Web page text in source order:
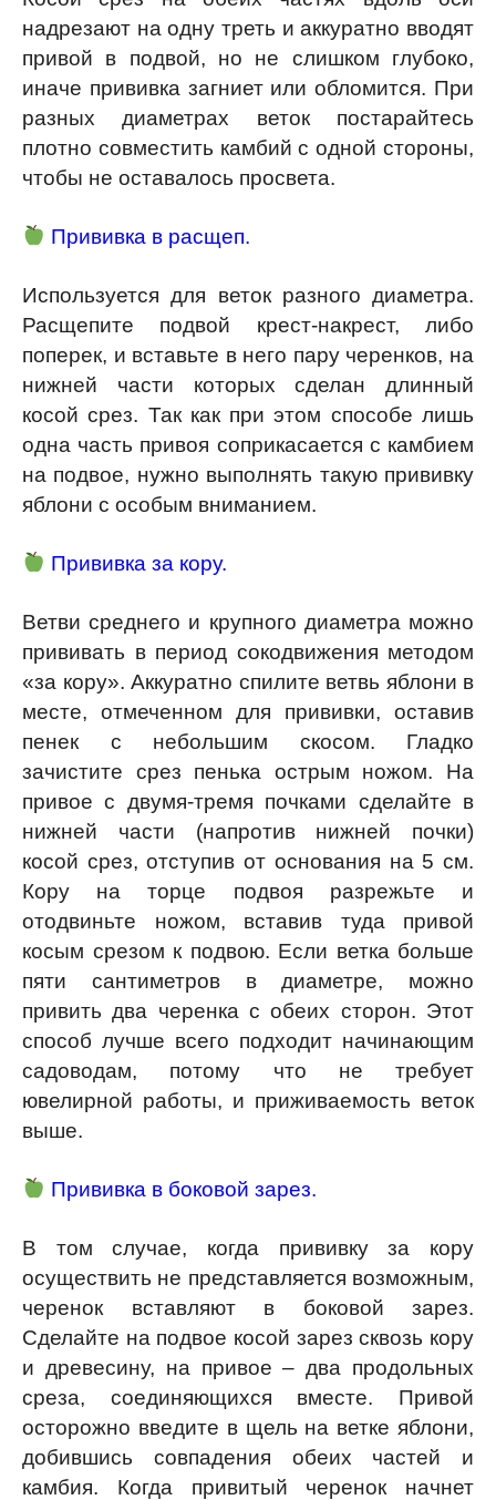
надрезают на одну треть и аккуратно вводят
привой в подвой, но не слишком глубоко,
иначе прививка загниет или обломится. При
разных диаметрах веток постарайтесь
плотно совместить камбий с одной стороны,
чтобы не оставалось просвета.
Прививка в расщеп.
Используется для веток разного диаметра.
Расщепите подвой крест-накрест, либо
поперек, и вставьте в него пару черенков, на
нижней части которых сделан длинный
косой срез. Так как при этом способе лишь
одна часть привоя соприкасается с камбием
на подвое, нужно выполнять такую прививку
яблони с особым вниманием.
Прививка за кору.
Ветви среднего и крупного диаметра можно
прививать в период сокодвижения методом
«за кору». Аккуратно спилите ветвь яблони в
месте, отмеченном для прививки, оставив
пенек с небольшим скосом. Гладко
зачистите срез пенька острым ножом. На
привое с двумя-тремя почками сделайте в
нижней части (напротив нижней почки)
косой срез, отступив от основания на 5 см.
Кору на торце подвоя разрежьте и
отодвиньте ножом, вставив туда привой
косым срезом к подвою. Если ветка больше
пяти сантиметров в диаметре, можно
привить два черенка с обеих сторон. Этот
способ лучше всего подходит начинающим
садоводам, потому что не требует
ювелирной работы, и приживаемость веток
выше.
Прививка в боковой зарез.
В том случае, когда прививку за кору
осуществить не представляется возможным,
черенок вставляют в боковой зарез.
Сделайте на подвое косой зарез сквозь кору
и древесину, на привое – два продольных
среза, соединяющихся вместе. Привой
осторожно введите в щель на ветке яблони,
добившись совпадения обеих частей и
камбия. Когда привитый черенок начнет